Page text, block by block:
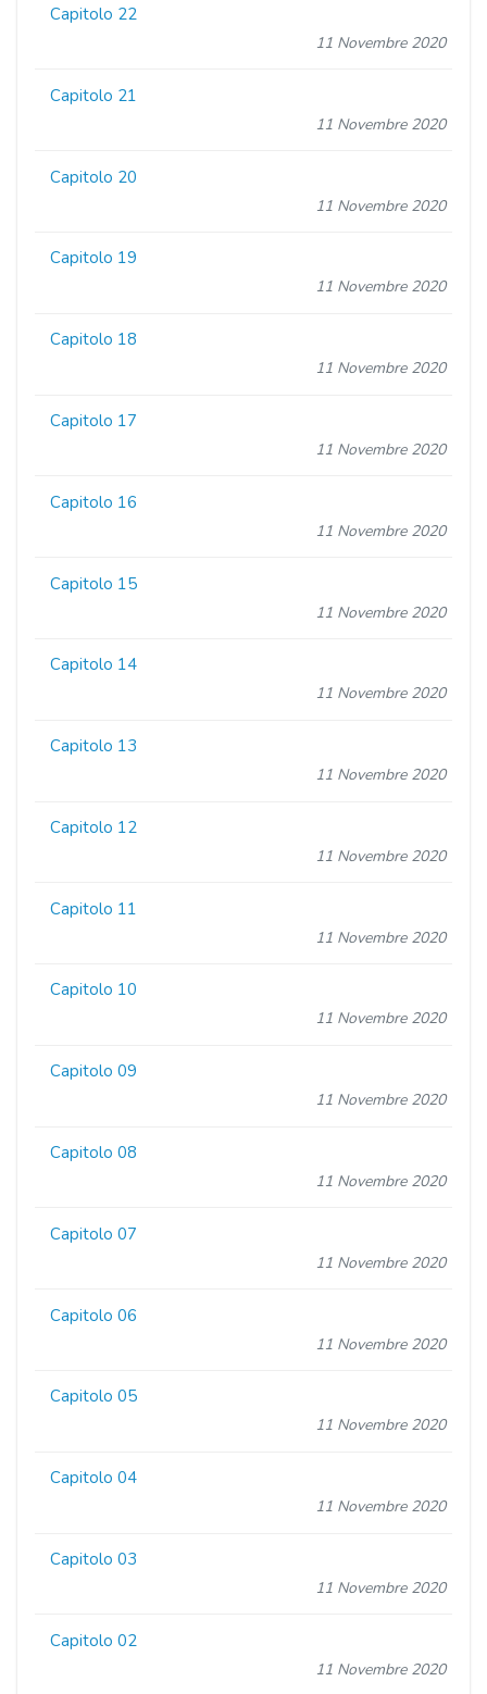
Capitolo 22
11 Novembre 2020
Capitolo 21
11 Novembre 2020
Capitolo 20
11 Novembre 2020
Capitolo 19
11 Novembre 2020
Capitolo 18
11 Novembre 2020
Capitolo 17
11 Novembre 2020
Capitolo 16
11 Novembre 2020
Capitolo 15
11 Novembre 2020
Capitolo 14
11 Novembre 2020
Capitolo 13
11 Novembre 2020
Capitolo 12
11 Novembre 2020
Capitolo 11
11 Novembre 2020
Capitolo 10
11 Novembre 2020
Capitolo 09
11 Novembre 2020
Capitolo 08
11 Novembre 2020
Capitolo 07
11 Novembre 2020
Capitolo 06
11 Novembre 2020
Capitolo 05
11 Novembre 2020
Capitolo 04
11 Novembre 2020
Capitolo 03
11 Novembre 2020
Capitolo 02
11 Novembre 2020